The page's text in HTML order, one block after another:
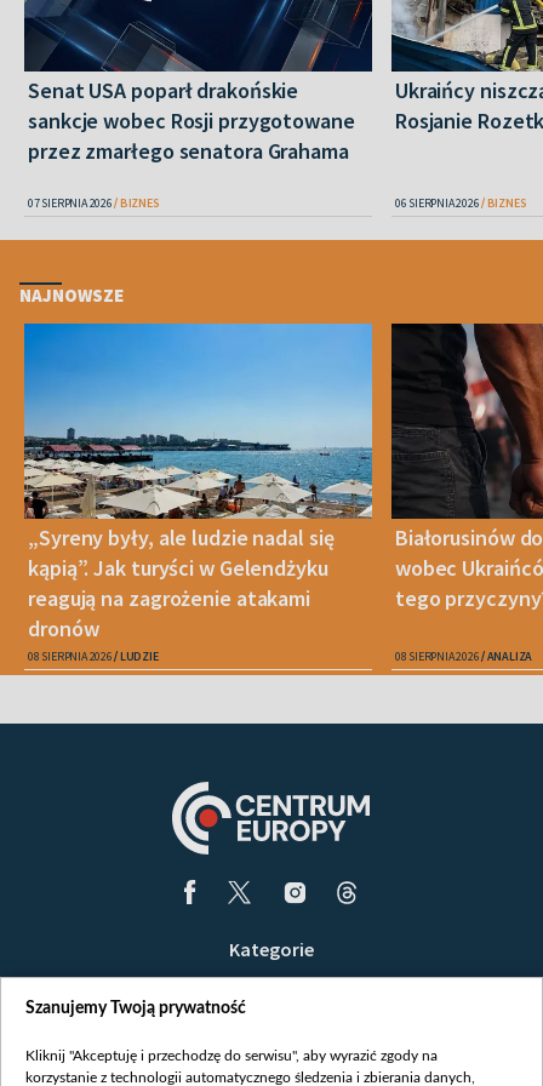
Senat USA poparł drakońskie
sankcje wobec Rosji przygotowane
przez zmarłego senatora Grahama
07 SIERPNIA 2026 BIZNES
Ukraińcy
Rosjanie
06 SIERPNIA 2026 BIZNES
NAJNOWSZE
„Syreny były, ale ludzie nadal się
kąpią”. Jak turyści w Gelendżyku
reagują na zagrożenie atakami
dronów
08 SIERPNIA 2026 LUDZIE
Białorusinów
wobec
tego
08 SIERPNIA 2026 ANALIZA
Kategorie
Opinie
Szanujemy Twoją prywatność
Kliknij "Akceptuję i przechodzę do serwisu", aby wyrazić zgody na
korzystanie z technologii automatycznego śledzenia i zbierania danych,